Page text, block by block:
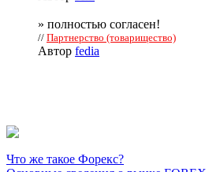
» полностью согласен!
// Партнерство (товарищество)
Автор fedia
Что же такое Форекс?